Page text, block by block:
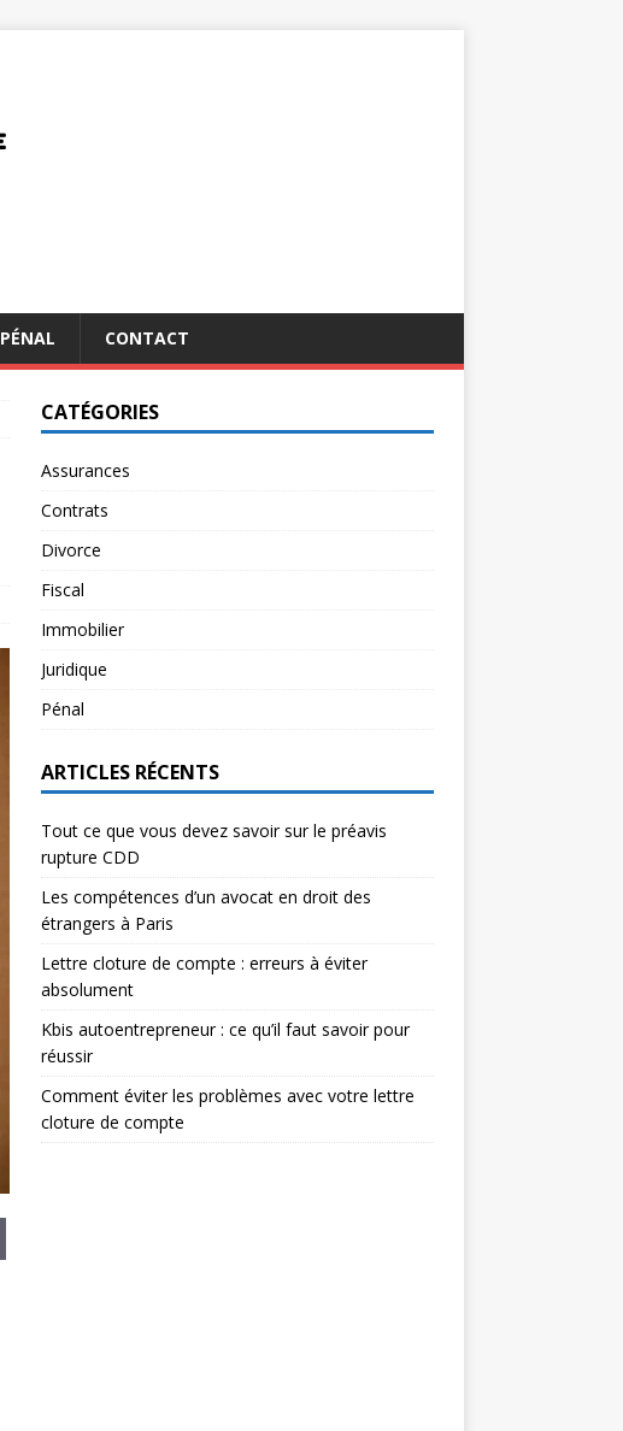
PÉNAL CONTACT
CATÉGORIES
Assurances
Contrats
Divorce
Fiscal
Immobilier
Juridique
Pénal
ARTICLES RÉCENTS
Tout ce que vous devez savoir sur le préavis
rupture CDD
Les compétences d’un avocat en droit des
étrangers à Paris
Lettre cloture de compte : erreurs à éviter
absolument
Kbis autoentrepreneur : ce qu’il faut savoir pour
réussir
Comment éviter les problèmes avec votre lettre
cloture de compte